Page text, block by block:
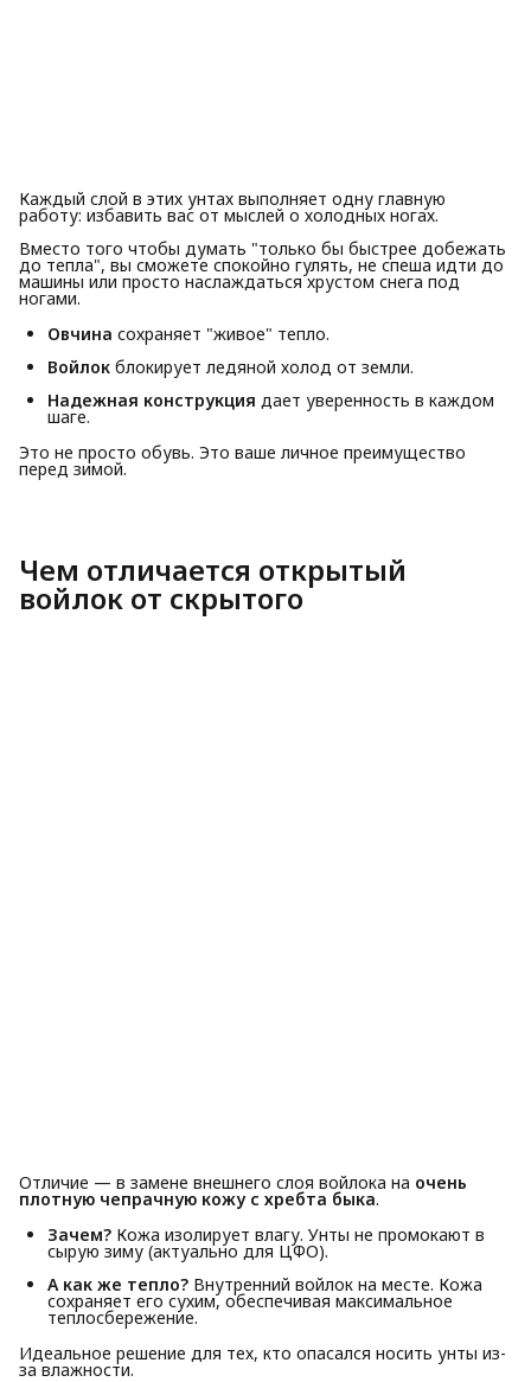
Каждый слой в этих унтах выполняет одну главную
работу: избавить вас от мыслей о холодных ногах.
Вместо того чтобы думать "только бы быстрее добежать
до тепла", вы сможете спокойно гулять, не спеша идти до
машины или просто наслаждаться хрустом снега под
ногами.
Овчина сохраняет "живое" тепло.
Войлок блокирует ледяной холод от земли.
Надежная конструкция дает уверенность в каждом
шаге.
Это не просто обувь. Это ваше личное преимущество
перед зимой.
Чем отличается открытый
войлок от скрытого
Отличие — в замене внешнего слоя войлока на очень
плотную чепрачную кожу с хребта быка.
Зачем? Кожа изолирует влагу. Унты не промокают в
сырую зиму (актуально для ЦФО).
А как же тепло? Внутренний войлок на месте. Кожа
сохраняет его сухим, обеспечивая максимальное
теплосбережение.
Идеальное решение для тех, кто опасался носить унты из-
за влажности.